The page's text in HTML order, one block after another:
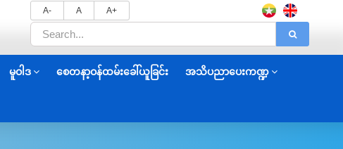
A- A A+
မူဝါဒ စေတနာ့ဝန်ထမ်းခေါ်ယူခြင်း အသိပညာပေးကဏ္ဍ